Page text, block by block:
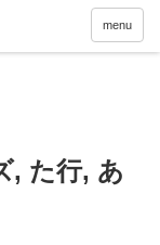
menu
, た行, あ